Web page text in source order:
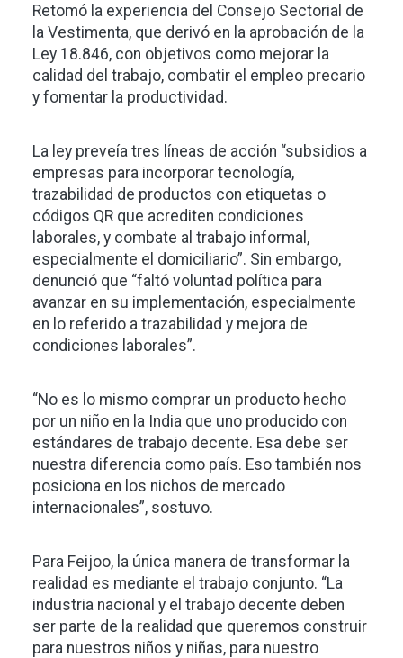
Retomó la experiencia del Consejo Sectorial de
la Vestimenta, que derivó en la aprobación de la
Ley 18.846, con objetivos como mejorar la
calidad del trabajo, combatir el empleo precario
y fomentar la productividad.
La ley preveía tres líneas de acción “subsidios a
empresas para incorporar tecnología,
trazabilidad de productos con etiquetas o
códigos QR que acrediten condiciones
laborales, y combate al trabajo informal,
especialmente el domiciliario”. Sin embargo,
denunció que “faltó voluntad política para
avanzar en su implementación, especialmente
en lo referido a trazabilidad y mejora de
condiciones laborales”.
“No es lo mismo comprar un producto hecho
por un niño en la India que uno producido con
estándares de trabajo decente. Esa debe ser
nuestra diferencia como país. Eso también nos
posiciona en los nichos de mercado
internacionales”, sostuvo.
Para Feijoo, la única manera de transformar la
realidad es mediante el trabajo conjunto. “La
industria nacional y el trabajo decente deben
ser parte de la realidad que queremos construir
para nuestros niños y niñas, para nuestro